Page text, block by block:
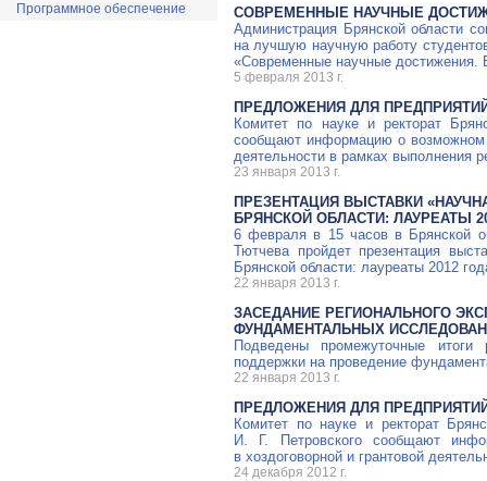
Программное обеспечение
СОВРЕМЕННЫЕ НАУЧНЫЕ
Администрация Брянской области
на лучшую научную работу
«Современные научные достижения.
5 февраля 2013 г.
ПРЕДЛОЖЕНИЯ ДЛЯ
Комитет по науке и ректорат
сообщают информацию о возможном
деятельности в рамках выполнения
23 января 2013 г.
ПРЕЗЕНТАЦИЯ ВЫСТАВКИ
БРЯНСКОЙ ОБЛАСТИ: ЛАУРЕАТЫ
6 февраля в 15 часов в Брянской
Тютчева пройдет презентация
Брянской области: лауреаты 2012
22 января 2013 г.
ЗАСЕДАНИЕ РЕГИОНАЛЬНОГО
ФУНДАМЕНТАЛЬНЫХ
Подведены промежуточные итоги
поддержки на проведение
22 января 2013 г.
ПРЕДЛОЖЕНИЯ ДЛЯ
Комитет по науке и ректорат
И. Г. Петровскогосообщают
в хоздоговорной и грантовой
24 декабря 2012 г.